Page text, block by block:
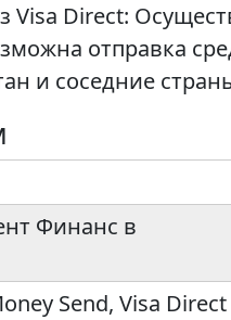
Direct:
отправка
и соседние
Финанс в
Send, Visa